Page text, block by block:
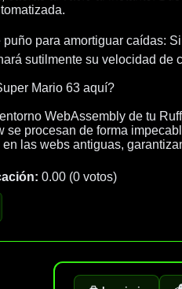
para amortiguar caídas:
sutilmente su velocidad
Mario 63 aquí?
WebAssembly de tu
se procesan de forma
las webs antiguas,
0.00 (0 votos)